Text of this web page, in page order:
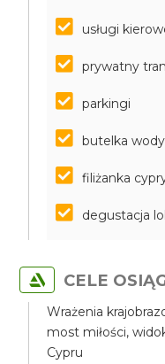
usługi
prywatny
parkingi
butelka wody
filiżanka
degustacja
CELE
Wrażenia
most miłości,
Cypru